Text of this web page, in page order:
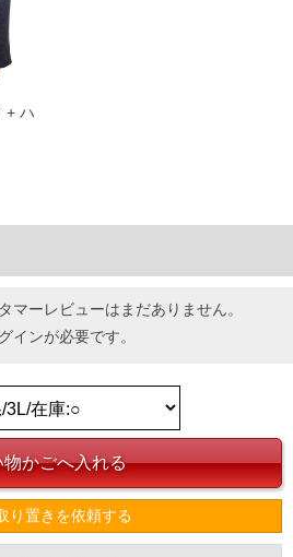
+ ハ
マーレビューはまだありません。
インが必要です。
り置きを依頼する